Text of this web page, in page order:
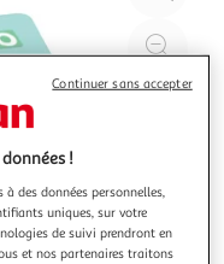
à
!
des données personnelles,
uniques, sur votre
de suivi prendront en
et nos partenaires traitons
Continuer sans accepter